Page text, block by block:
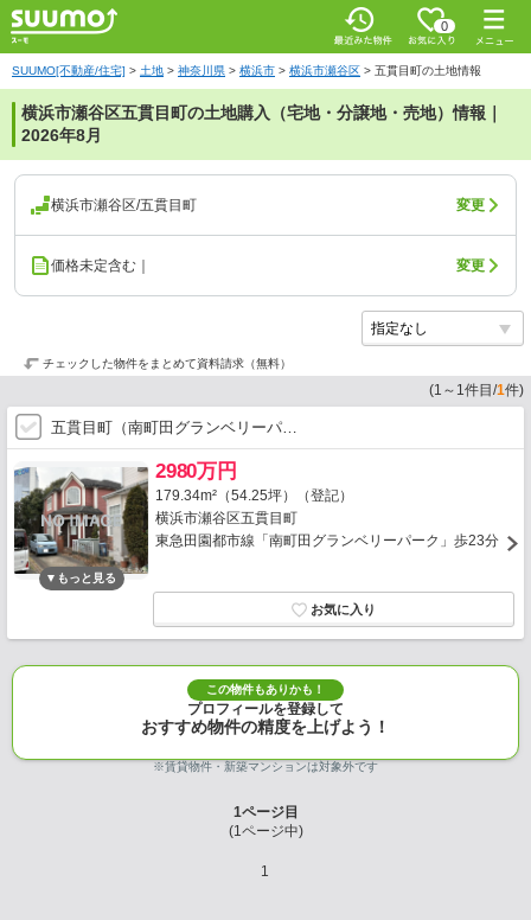
0
SUUMO[不動産/住宅] > 土地 > 神奈川県 > 横浜市 > 横浜市瀬谷区 > 五貫目町の土地情報
横浜市瀬谷区五貫目町の土地購入（宅地・分譲地・売地）情報｜
2026年8月
横浜市瀬谷区/五貫目町 変更
価格未定含む｜ 変更
チェックした物件をまとめて資料請求（無料）
(1 ～ 1件目/1件)
五貫目町（南町田グランベリーパ…
2980万円
179.34m²（54.25坪）（登記）
横浜市瀬谷区五貫目町
東急田園都市線「南町田グランベリーパーク」歩23分
この物件もありかも！
プロフィールを登録して
おすすめ物件の精度を上げよう！
※賃貸物件・新築マンションは対象外です
1ページ目
(1ページ中)
1